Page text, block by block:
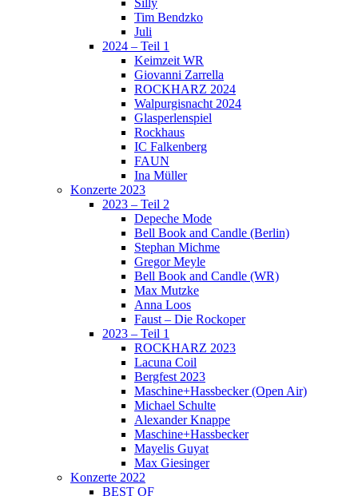
Tim Bendzko
Juli
2024 – Teil 1
Keimzeit WR
Giovanni Zarrella
ROCKHARZ 2024
Walpurgisnacht 2024
Glasperlenspiel
Rockhaus
IC Falkenberg
FAUN
Ina Müller
Konzerte 2023
2023 – Teil 2
Depeche Mode
Bell Book and Candle (Berlin)
Stephan Michme
Gregor Meyle
Bell Book and Candle (WR)
Max Mutzke
Anna Loos
Faust – Die Rockoper
2023 – Teil 1
ROCKHARZ 2023
Lacuna Coil
Bergfest 2023
Maschine+Hassbecker (Open Air)
Michael Schulte
Alexander Knappe
Maschine+Hassbecker
Mayelis Guyat
Max Giesinger
Konzerte 2022
BEST OF